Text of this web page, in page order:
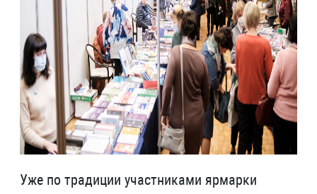
Уже по традиции участниками ярмарки